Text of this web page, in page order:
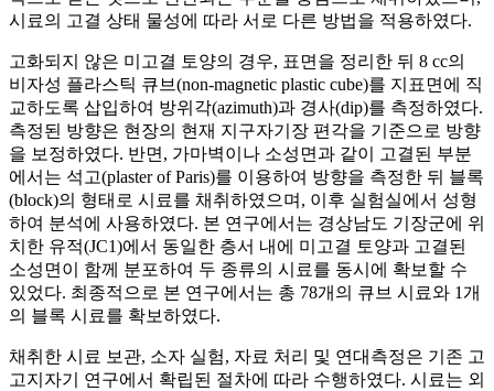
시료의 고결 상태 물성에 따라 서로 다른 방법을 적용하였다.
고화되지 않은 미고결 토양의 경우, 표면을 정리한 뒤 8 cc의
비자성 플라스틱 큐브(non-magnetic plastic cube)를 지표면에 직
교하도록 삽입하여 방위각(azimuth)과 경사(dip)를 측정하였다.
측정된 방향은 현장의 현재 지구자기장 편각을 기준으로 방향
을 보정하였다. 반면, 가마벽이나 소성면과 같이 고결된 부분
에서는 석고(plaster of Paris)를 이용하여 방향을 측정한 뒤 블록
(block)의 형태로 시료를 채취하였으며, 이후 실험실에서 성형
하여 분석에 사용하였다. 본 연구에서는 경상남도 기장군에 위
치한 유적(JC1)에서 동일한 층서 내에 미고결 토양과 고결된
소성면이 함께 분포하여 두 종류의 시료를 동시에 확보할 수
있었다. 최종적으로 본 연구에서는 총 78개의 큐브 시료와 1개
의 블록 시료를 확보하였다.
채취한 시료 보관, 소자 실험, 자료 처리 및 연대측정은 기존 고
고지자기 연구에서 확립된 절차에 따라 수행하였다. 시료는 외